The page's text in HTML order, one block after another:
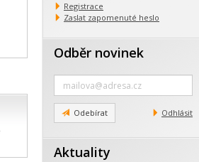
Registrace
Zaslat zapomenuté heslo
Odběr novinek
Zadejte
mail
Odebírat Odhlásit
Aktuality